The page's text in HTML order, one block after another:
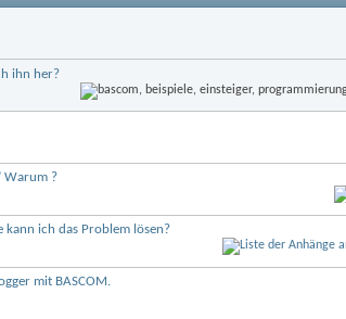
ihn her?
Warum ?
ich das Problem lösen?
mit BASCOM.